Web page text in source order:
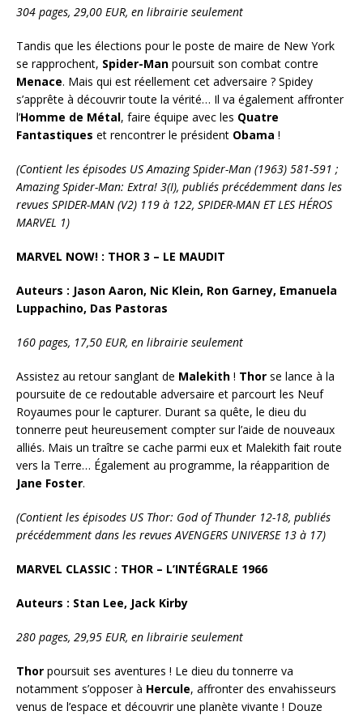
304 pages, 29,00 EUR, en librairie seulement
Tandis que les élections pour le poste de maire de New York
se rapprochent, Spider-Man poursuit son combat contre
Menace. Mais qui est réellement cet adversaire ? Spidey
s’apprête à découvrir toute la vérité… Il va également affronter
l’Homme de Métal, faire équipe avec les Quatre
Fantastiques et rencontrer le président Obama !
(Contient les épisodes US Amazing Spider-Man (1963) 581-591 ;
Amazing Spider-Man: Extra! 3(I), publiés précédemment dans les
revues SPIDER-MAN (V2) 119 à 122, SPIDER-MAN ET LES HÉROS
MARVEL 1)
MARVEL NOW! : THOR 3 – LE MAUDIT
Auteurs : Jason Aaron, Nic Klein, Ron Garney, Emanuela
Luppachino, Das Pastoras
160 pages, 17,50 EUR, en librairie seulement
Assistez au retour sanglant de Malekith ! Thor se lance à la
poursuite de ce redoutable adversaire et parcourt les Neuf
Royaumes pour le capturer. Durant sa quête, le dieu du
tonnerre peut heureusement compter sur l’aide de nouveaux
alliés. Mais un traître se cache parmi eux et Malekith fait route
vers la Terre… Également au programme, la réapparition de
Jane Foster.
(Contient les épisodes US Thor: God of Thunder 12-18, publiés
précédemment dans les revues AVENGERS UNIVERSE 13 à 17)
MARVEL CLASSIC : THOR – L’INTÉGRALE 1966
Auteurs : Stan Lee, Jack Kirby
280 pages, 29,95 EUR, en librairie seulement
Thor poursuit ses aventures ! Le dieu du tonnerre va
notamment s’opposer à Hercule, affronter des envahisseurs
venus de l’espace et découvrir une planète vivante ! Douze